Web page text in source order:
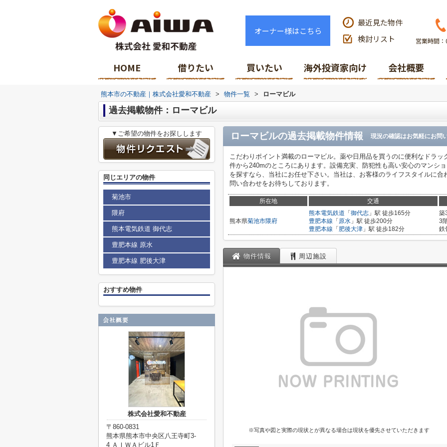
オーナー様はこちら
最近見た物件
検討リスト
営業時間
HOME 借りたい 買いたい 海外投資家向け 会社概要
熊本市の不動産｜株式会社愛和不動産 > 物件一覧 > ローマビル
過去掲載物件：ローマビル
ローマビルの過去掲載物件情報 現況の確認はお気軽にお問
こだわりポイント満載のローマビル。薬や日用品を買うのに便利なドラ
件から240mのところにあります。設備充実、防犯性も高い安心のマンシ
を探すなら、当社にお任せ下さい。当社は、お客様のライフスタイルに
問い合わせをお待ちしております。
所在地 交通
熊本県菊池市隈府
熊本電気鉄道 「御代志 」駅 徒歩165分
豊肥本線 「原水 」駅 徒歩200分
豊肥本線 「肥後大津 」駅 徒歩182分
築
3
鉄
物件情報 周辺施設
※写真や図と実際の現状とが異なる場合は現状を優先させていただきます
▼ご希望の物件をお探しします
同じエリアの物件
菊池市
隈府
熊本電気鉄道 御代志
豊肥本線 原水
豊肥本線 肥後大津
おすすめ物件
株式会社愛和不動産
〒860-0831
熊本県熊本市中央区八王寺町3-
4 ＡＩＷＡビル1Ｆ